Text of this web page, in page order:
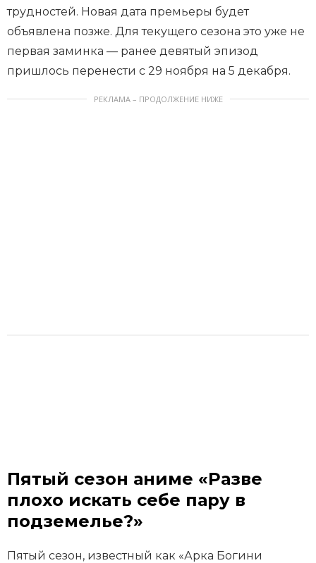
трудностей. Новая дата премьеры будет
объявлена позже. Для текущего сезона это уже не
первая заминка — ранее девятый эпизод
пришлось перенести с 29 ноября на 5 декабря.
РЕКЛАМА – ПРОДОЛЖЕНИЕ НИЖЕ
Пятый сезон аниме «Разве
плохо искать себе пару в
подземелье?»
Пятый сезон, известный как «Арка Богини